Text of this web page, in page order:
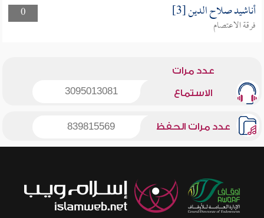
0
أناشيد صلاح الدين [3]
فرقة الاعتصام
عدد مرات
الاستماع 3095013081
عدد مرات الحفظ 839815569